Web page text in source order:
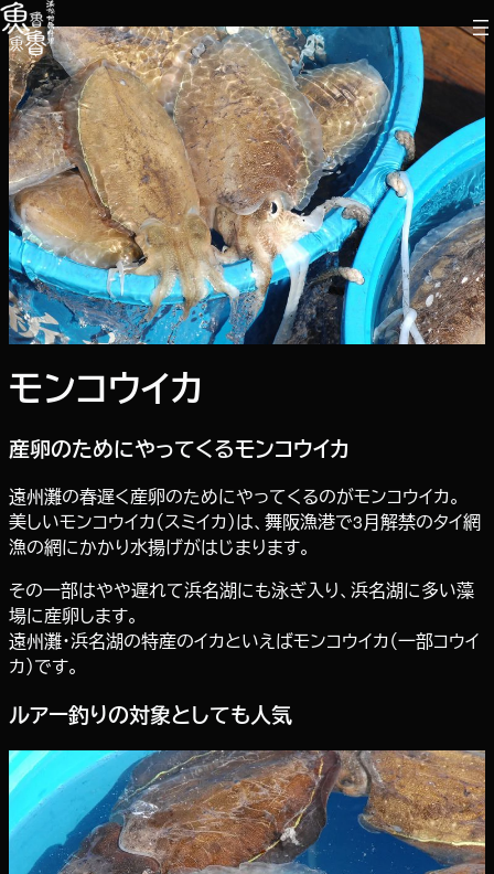
内
容
を
ス
キ
ッ
プ
モンコウイカ
産卵のためにやってくるモンコウイカ
遠州灘の春遅く産卵のためにやってくるのがモンコウイカ。
美しいモンコウイカ（スミイカ）は、舞阪漁港で3月解禁のタイ網
漁の網にかかり水揚げがはじまります。
その一部はやや遅れて浜名湖にも泳ぎ入り、浜名湖に多い藻
場に産卵します。
遠州灘・浜名湖の特産のイカといえばモンコウイカ（一部コウイ
カ）です。
ルアー釣りの対象としても人気